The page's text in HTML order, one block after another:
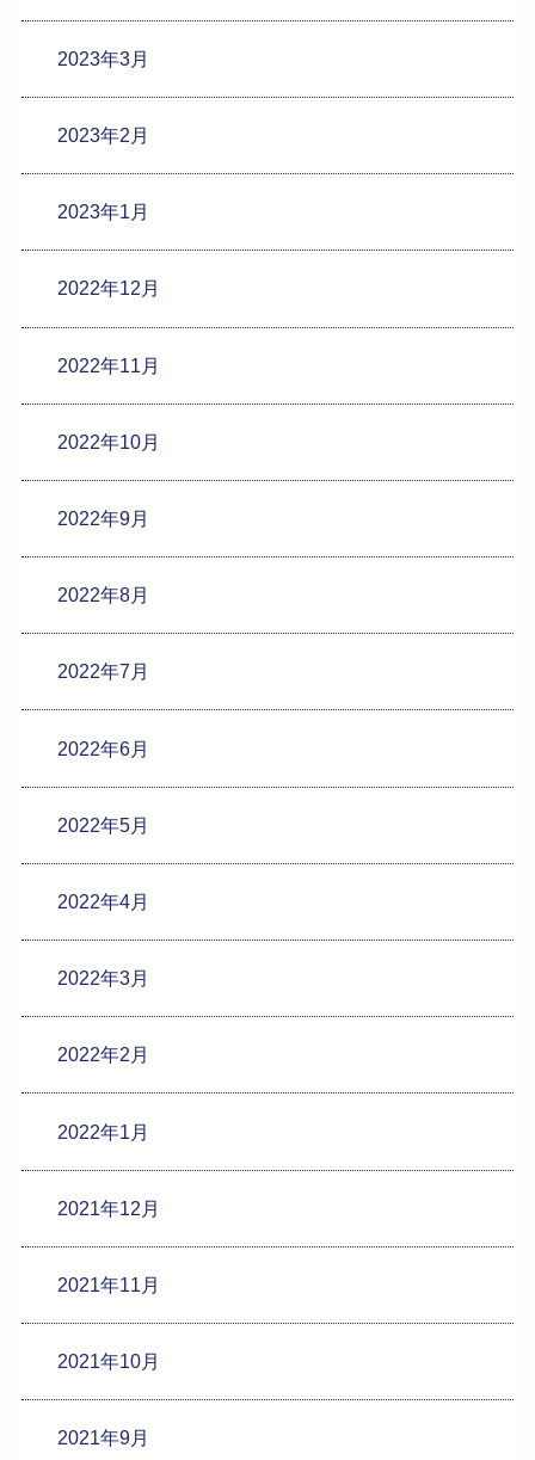
2023年3月
2023年2月
2023年1月
2022年12月
2022年11月
2022年10月
2022年9月
2022年8月
2022年7月
2022年6月
2022年5月
2022年4月
2022年3月
2022年2月
2022年1月
2021年12月
2021年11月
2021年10月
2021年9月